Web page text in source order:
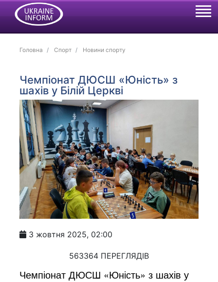
Головна Спорт Новини спорту
Чемпіонат ДЮСШ «Юність» з
шахів у Білій Церкві
3 жовтня 2025, 02:00
563364 ПЕРЕГЛЯДІВ
Чемпіонат ДЮСШ «Юність» з шахів у